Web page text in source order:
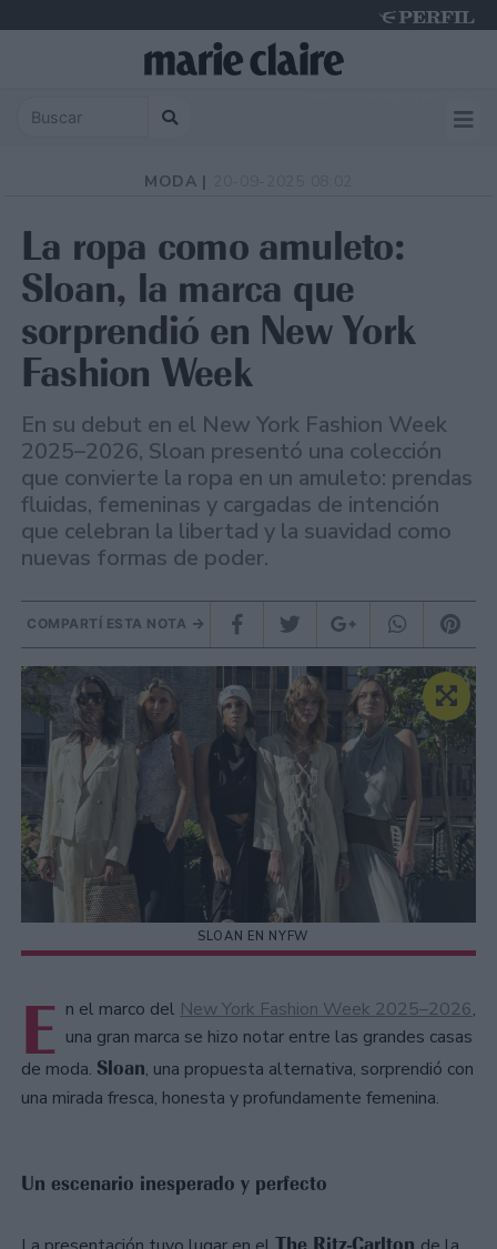
MODA |
La ropa como amuleto:
Sloan, la marca que
sorprendió en New York
Fashion Week
En su debut en el New York Fashion Week
2025–2026, Sloan presentó una colección
que convierte la ropa en un amuleto: prendas
fluidas, femeninas y cargadas de intención
que celebran la libertad y la suavidad como
nuevas formas de poder.
COMPARTÍ ESTA NOTA
SLOAN EN NYFW
E n el marco del New York Fashion Week 2025–2026,
una gran marca se hizo notar entre las grandes casas
de moda. Sloan, una propuesta alternativa, sorprendió con
una mirada fresca, honesta y profundamente femenina.
Un escenario inesperado y perfecto